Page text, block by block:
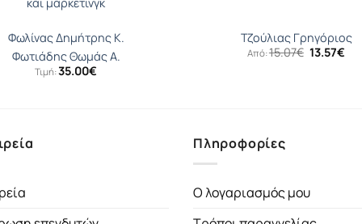
Φωλίνας Δημήτρης Κ.
Φωτιάδης Θωμάς Α.
Τιμή:35.00€
Τζούλιας Γρηγόριος
Από:15.07€ Original
price
13.57€
Πληροφορίες
Ο λογαριασμός μου